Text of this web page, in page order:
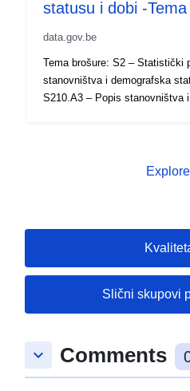
statusu i dobi -
data.gov.be
Tema brošure: S2 – Statistički
stanovništva i demografska
S210.A3 – Popis stanovništva
Slični skupovi
keyboard_arrow_down Comments